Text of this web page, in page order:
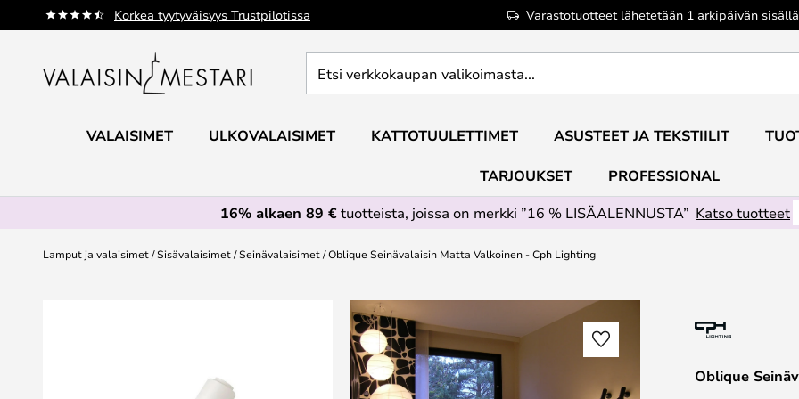
Korkea tyytyväisyys Trustpilotissa Varastotuotteet lähetetään 1 arkipäivän sisällä
Skip
to
verkkokaupan
VALAISIMET ULKOVALAISIMET KATTOTUULETTIMET ASUSTEET JA TEKSTIILIT
TARJOUKSET
PROFESSIONAL
16% alkaen 89 €tuotteista, joissa on merkki ”16 % LISÄALENNUSTA” Katso tuotteet
Lamput ja valaisimet Sisävalaisimet Seinävalaisimet Oblique Seinävalaisin Matta Valkoinen - Cph Lighting
Oblique